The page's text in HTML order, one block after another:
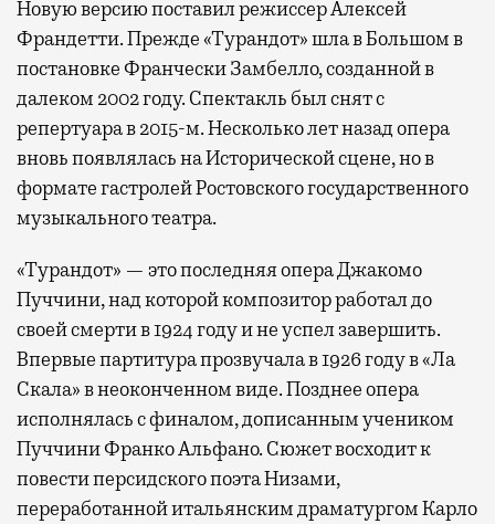
Новую версию поставил режиссер Алексей
Франдетти. Прежде «Турандот» шла в Большом в
постановке Франчески Замбелло, созданной в
далеком 2002 году. Спектакль был снят с
репертуара в 2015-м. Несколько лет назад опера
вновь появлялась на Исторической сцене, но в
формате гастролей Ростовского государственного
музыкального театра.
«Турандот» — это последняя опера Джакомо
Пуччини, над которой композитор работал до
своей смерти в 1924 году и не успел завершить.
Впервые партитура прозвучала в 1926 году в «Ла
Скала» в неоконченном виде. Позднее опера
исполнялась с финалом, дописанным учеником
Пуччини Франко Альфано. Сюжет восходит к
повести персидского поэта Низами,
переработанной итальянским драматургом Карло